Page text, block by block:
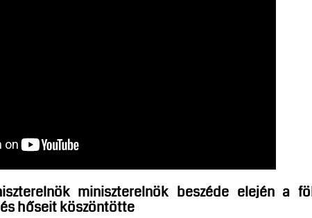
miniszterelnök beszéde elején a
hőseit köszöntötte